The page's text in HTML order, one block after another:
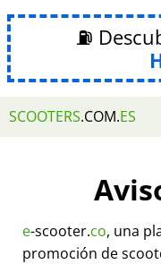
⛽
SCOOTERS.COM.ES
e-scooter.co, una
promoción de